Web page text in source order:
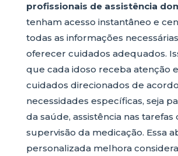
profissionais de assistência
tenham acesso instantâneo e
todas as informações
oferecer cuidados adequados.
que cada idoso receba atenção
cuidados direcionados de
necessidades específicas, seja
da saúde, assistência nas tarefas
supervisão da medicação. Essa
personalizada melhora